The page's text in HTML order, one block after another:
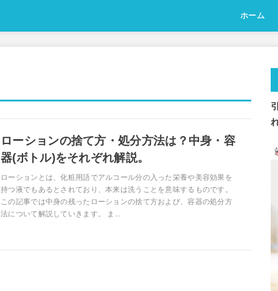
ホーム
ローションの捨て方・処分方法は？中身・容
器(ボトル)をそれぞれ解説。
ローションとは、化粧用語でアルコール分の入った栄養や美容効果を
持つ液でもあるとされており、本来は洗うことを意味するものです。
この記事では中身の残ったローションの捨て方および、容器の処分方
法について解説していきます。 ま...